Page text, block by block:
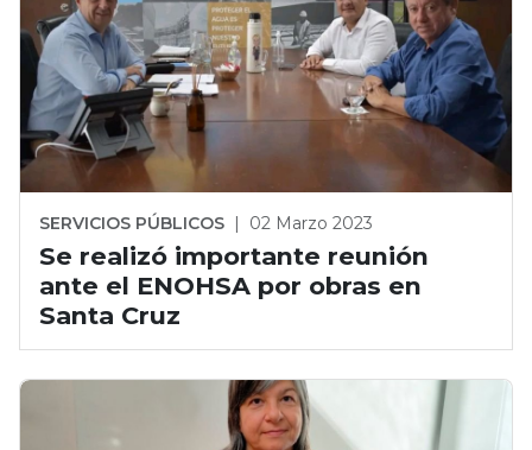
SERVICIOS PÚBLICOS | 02 Marzo 2023
Se realizó importante reunión
ante el ENOHSA por obras en
Santa Cruz